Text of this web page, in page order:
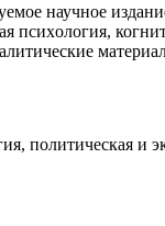
научное
псиxология,
политическая и